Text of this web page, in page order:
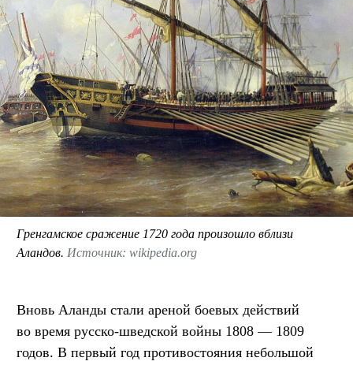
Гренгамское сражение 1720 года произошло вблизи
Аландов. Источник: wikipedia.org
Вновь Аланды стали ареной боевых действий
во время русско-шведской войны 1808 — 1809
годов. В первый год противостояния небольшой